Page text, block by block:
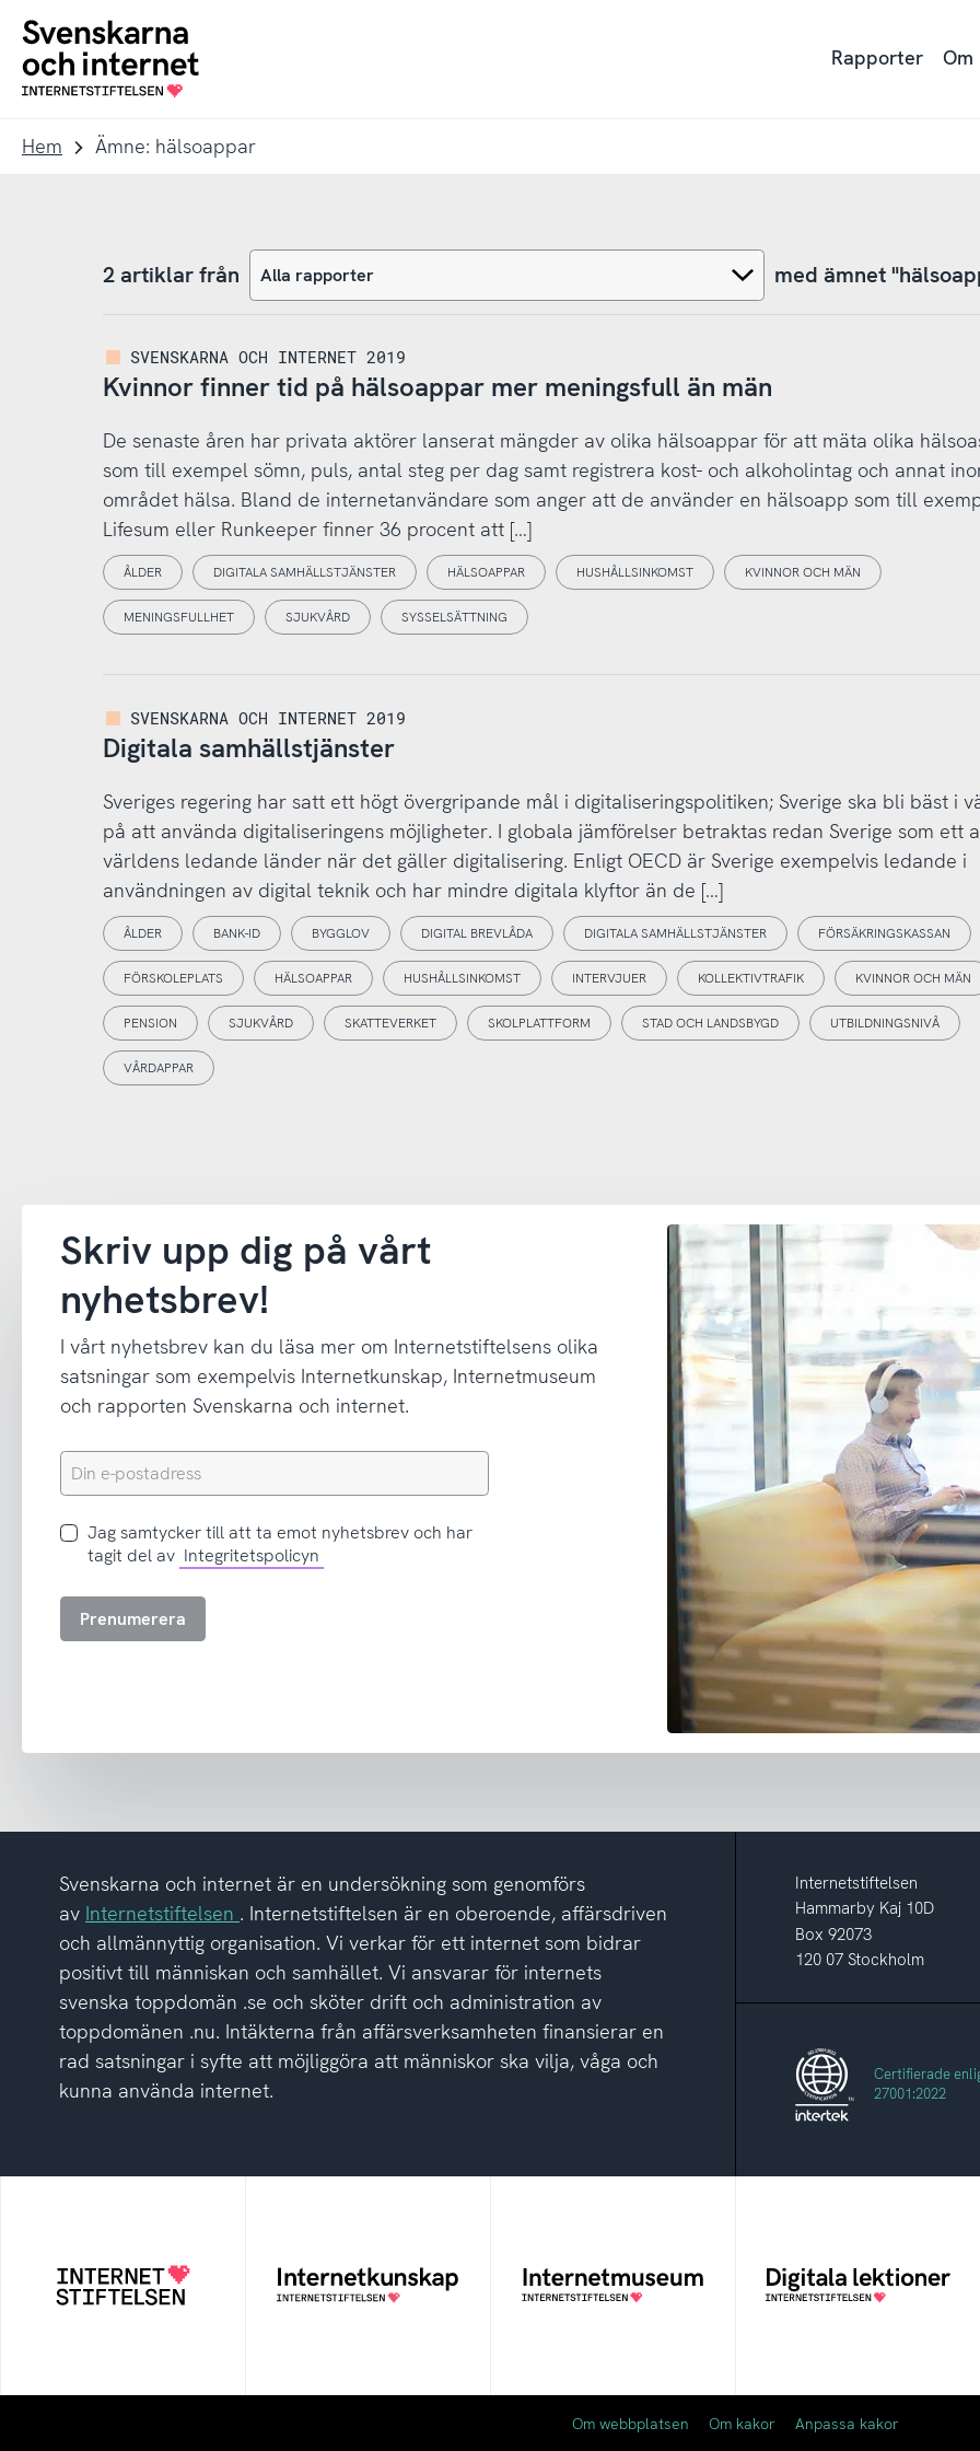
navigation
innehåll
To
startpage
Rapporter Om
Hem Ämne: hälsoappar
2 artiklar från med ämnet
SVENSKARNA OCH INTERNET 2019
Kvinnor finner tid på hälsoappar mer meningsfull än män
De senaste åren har privata aktörer lanserat mängder av olika hälsoappar för att mäta olika
som till exempel sömn, puls, antal steg per dag samt registrera kost- och alkoholintag och annat
området hälsa. Bland de internetanvändare som anger att de använder en hälsoapp som till
Lifesum eller Runkeeper finner 36 procent att […]
ÅLDER DIGITALA SAMHÄLLSTJÄNSTER HÄLSOAPPAR HUSHÅLLSINKOMST KVINNOR OCH MÄN
MENINGSFULLHET SJUKVÅRD SYSSELSÄTTNING
SVENSKARNA OCH INTERNET 2019
Digitala samhällstjänster
Sveriges regering har satt ett högt övergripande mål i digitaliseringspolitiken; Sverige ska bli bäst i
på att använda digitaliseringens möjligheter. I globala jämförelser betraktas redan Sverige som ett
världens ledande länder när det gäller digitalisering. Enligt OECD är Sverige exempelvis ledande i
användningen av digital teknik och har mindre digitala klyftor än de […]
ÅLDER BANK-ID BYGGLOV DIGITAL BREVLÅDA DIGITALA SAMHÄLLSTJÄNSTER FÖRSÄKRINGSKASSAN
FÖRSKOLEPLATS HÄLSOAPPAR HUSHÅLLSINKOMST INTERVJUER KOLLEKTIVTRAFIK KVINNOR OCH MÄN
PENSION SJUKVÅRD SKATTEVERKET SKOLPLATTFORM STAD OCH LANDSBYGD UTBILDNINGSNIVÅ
VÅRDAPPAR
Skriv upp dig på vårt
nyhetsbrev!
I vårt nyhetsbrev kan du läsa mer om Internetstiftelsens olika
satsningar som exempelvis Internetkunskap, Internetmuseum
och rapporten Svenskarna och internet.
Din
e-
Jag
samtycker
att
tagit
integritetspolicyn
Jag samtycker till att ta emot nyhetsbrev och har
tagit del av Integritetspolicyn
Prenumerera
Svenskarna och internet är en undersökning som genomförs
av Internetstiftelsen . Internetstiftelsen är en oberoende, affärsdriven
och allmännyttig organisation. Vi verkar för ett internet som bidrar
positivt till människan och samhället. Vi ansvarar för internets
svenska toppdomän .se och sköter drift och administration av
toppdomänen .nu. Intäkterna från affärsverksamheten finansierar en
rad satsningar i syfte att möjliggöra att människor ska vilja, våga och
kunna använda internet.
Internetstiftelsen
Hammarby Kaj 10D
Box 92073
120 07 Stockholm
Certifierade
27001:2022
för ett internet som
bidrar positivt till
hjälper dig att bli en
säker och medveten
Ett digitalt museum som
byggts, och kureras av
Internetstiftelsen
Öppen digital lärresurs
med färdiga lektioner för
alla stadier i grundskolan
Om webbplatsen Om kakor Anpassa kakor